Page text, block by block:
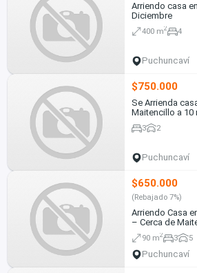
Arriendo casa
Diciembre
400 m2 4
Puchuncaví
$750.000
Se Arrienda casa
Maitencillo a 10
3 2
Puchuncaví
$650.000
(Rebajado 7%)
Arriendo Casa
– Cerca de
90 m2 3 5
Puchuncaví